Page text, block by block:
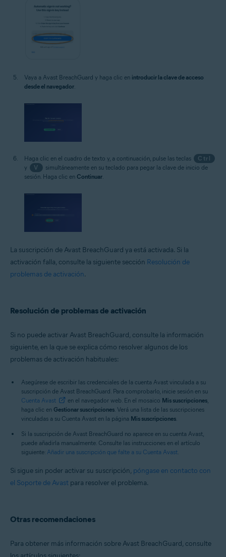
Vaya a Avast BreachGuard y haga clic en introducir la clave de acceso
desde el navegador
Haga clic en el cuadro de texto y, a continuación, pulse las teclas
Ctrl
y
V
simultáneamente en su teclado para pegar la clave de inicio de
sesión. Haga clic en Continuar.
La suscripción de Avast BreachGuard ya está activada. Si la
activación falla, consulte la siguiente sección Resolución de
problemas de activación.
Resolución de problemas de activación
Si no puede activar Avast BreachGuard, consulte la información
siguiente, en la que se explica cómo resolver algunos de los
problemas de activación habituales:
Asegúrese de escribir las credenciales de la cuenta Avast vinculada a su
suscripción de Avast BreachGuard. Para comprobarlo, inicie sesión en su
Cuenta Avast
en el navegador web. En el mosaico Mis suscripciones
haga clic en Gestionar suscripciones . Verá una lista de las suscripciones
vinculadas a su Cuenta Avast en la página Mis suscripciones
Si la suscripción de Avast BreachGuard no aparece en su cuenta Avast,
puede añadirla manualmente. Consulte las instrucciones en el artículo
siguiente: Añadir una suscripción que falte a su Cuenta Avast
Si sigue sin poder activar su suscripción, póngase en contacto con
el Soporte de Avast para resolver el problema.
Otras recomendaciones
Para obtener más información sobre Avast BreachGuard, consulte